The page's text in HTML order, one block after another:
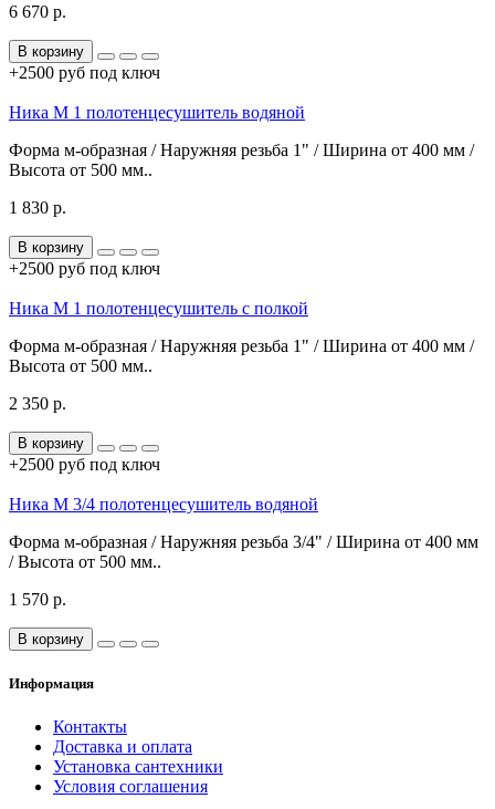
6 670 р.
В корзину
+2500 руб под ключ
Ника М 1 полотенцесушитель водяной
Форма м-образная / Наружняя резьба 1" / Ширина от 400 мм /
Высота от 500 мм..
1 830 р.
В корзину
+2500 руб под ключ
Ника М 1 полотенцесушитель с полкой
Форма м-образная / Наружняя резьба 1" / Ширина от 400 мм /
Высота от 500 мм..
2 350 р.
В корзину
+2500 руб под ключ
Ника М 3/4 полотенцесушитель водяной
Форма м-образная / Наружняя резьба 3/4" / Ширина от 400 мм
/ Высота от 500 мм..
1 570 р.
В корзину
Информация
Контакты
Доставка и оплата
Установка сантехники
Условия соглашения